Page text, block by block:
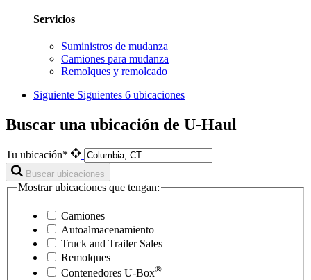
Servicios
Suministros de mudanza
Camiones para mudanza
Remolques y remolcado
Siguiente Siguientes 6 ubicaciones
Buscar una ubicación de U-Haul
Tu ubicación*
Buscar ubicaciones
Mostrar ubicaciones que tengan:
Camiones
Autoalmacenamiento
Truck and Trailer Sales
Remolques
Contenedores U-Box®